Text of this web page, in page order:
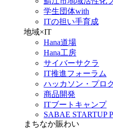
学生団体with
ITの担い手育成
地域×IT
Hana道場
Hana工房
サイバーサクラ
IT推進フォーラム
ハッカソン・プロ
商品開発
ITブートキャンプ
SABAE STARTUP
まちなか賑わい